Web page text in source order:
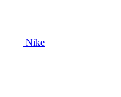
Nike